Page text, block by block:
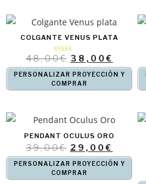
COLGANTE VENUS PLATA
Valorado
con
4.67
de 5
48,00€ 38,00€
PERSONALIZAR PROYECCIÓN Y
COMPRAR
PENDANT OCULUS ORO
39,00€ 29,00€
PERSONALIZAR PROYECCIÓN Y
COMPRAR